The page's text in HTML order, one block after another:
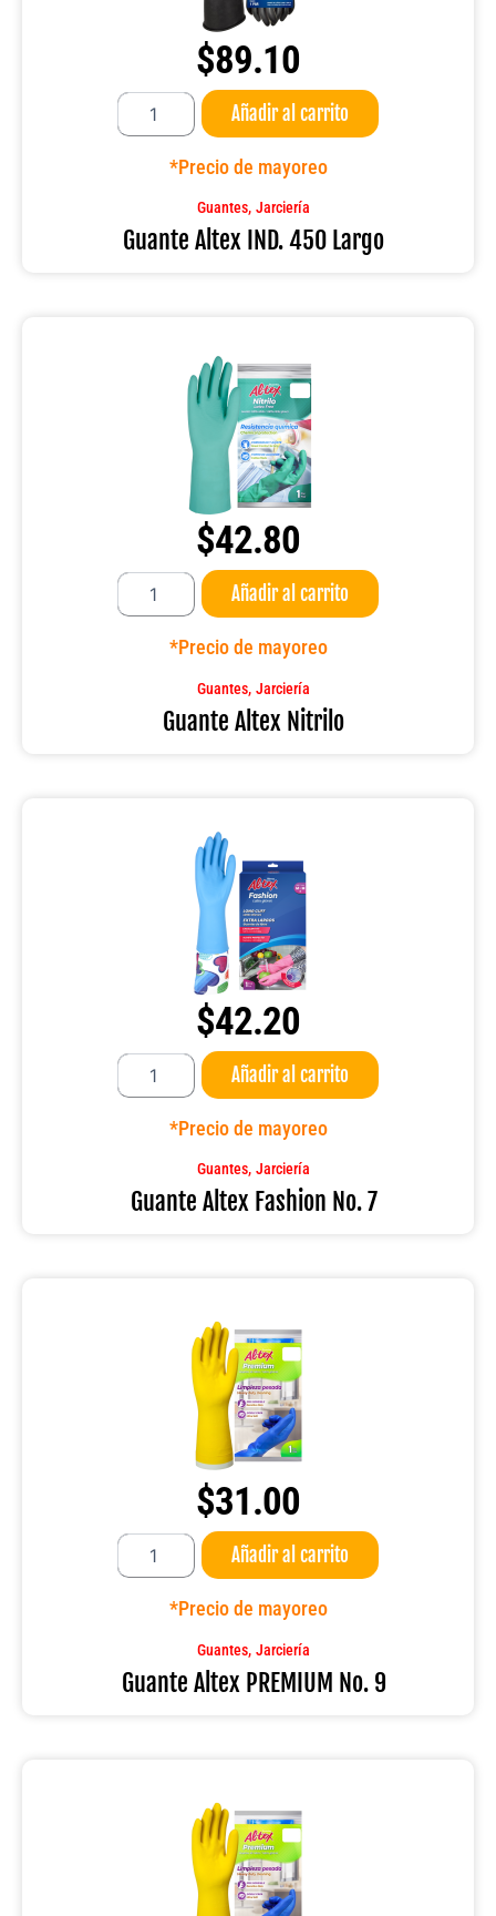
$89.10
Guante
IND.
Añadir al carrito
*Precio de mayoreo
Guantes, Jarciería
Guante Altex IND. 450 Largo
$42.80
Guante
Nitrilo
Añadir al carrito
*Precio de mayoreo
Guantes, Jarciería
Guante Altex Nitrilo
$42.20
Guante
Fashion
Añadir al carrito
*Precio de mayoreo
Guantes, Jarciería
Guante Altex Fashion No. 7
$31.00
Guante
PREMIUM
Añadir al carrito
*Precio de mayoreo
Guantes, Jarciería
Guante Altex PREMIUM No. 9